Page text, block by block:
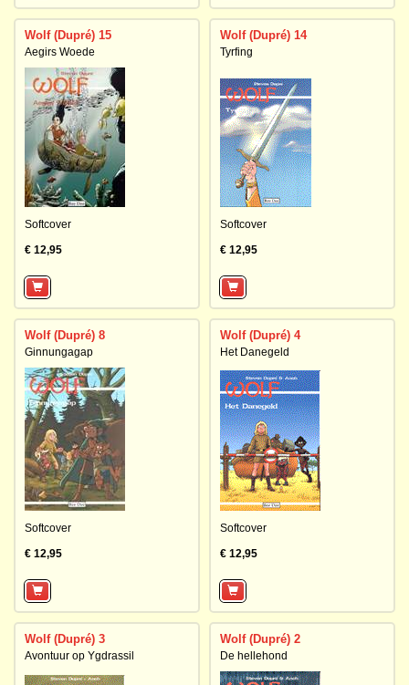
Wolf (Dupré) 15
Aegirs Woede
Softcover
€ 12,95
Wolf (Dupré) 14
Tyrfing
Softcover
€ 12,95
Wolf (Dupré) 8
Ginnungagap
Softcover
€ 12,95
Wolf (Dupré) 4
Het Danegeld
Softcover
€ 12,95
Wolf (Dupré) 3
Avontuur op Ygdrassil
Wolf (Dupré) 2
De hellehond